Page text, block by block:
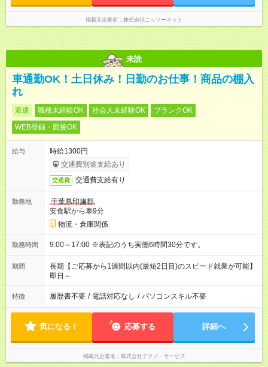
掲載元企業名 株式会社ニッソーネット
未読
車通勤OK！土日休み！日勤のお仕事！商品の棚入
れ
派遣 職種未経験OK 社会人未経験OK
ブランクOK
WEB登録・面接OK
給与
時給1300円
交通費別途支給あり
交通費 交通費支給有り
勤務地
千葉県印旛郡
安食駅から車9分
物流・倉庫関係
勤務時間 9:00～17:00 ※表記のうち実働6時間30分です。
期間
長期【ご応募から1週間以内(最短2日目)のスピード就業が可能】
即日～
特徴 履歴書不要 / 電話対応なし / パソコンスキル不要
気になる！ 応募する 詳細へ
掲載元企業名 株式会社テクノ・サービス